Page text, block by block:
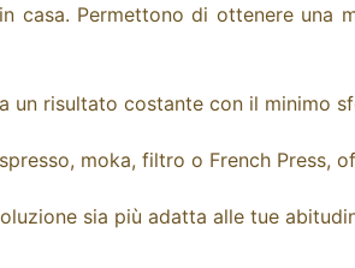
Permettono di ottenere una
un risultato costante con il minimo
moka, filtro o French Press,
sia più adatta alle tue